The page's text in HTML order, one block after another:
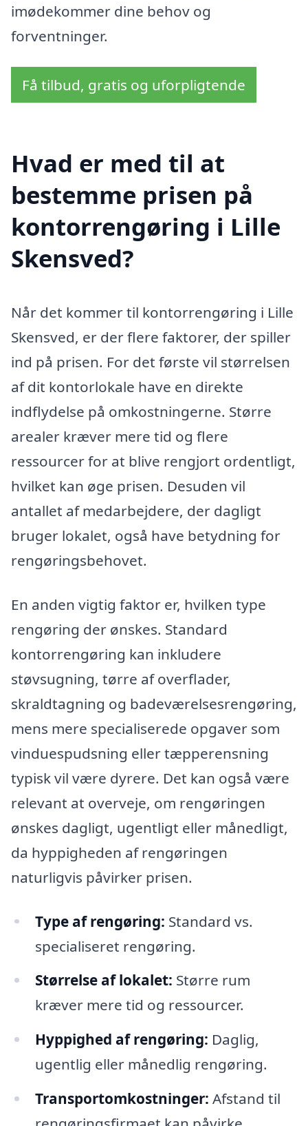
imødekommer dine behov og
forventninger.
Få tilbud, gratis og uforpligtende
Hvad er med til at
bestemme prisen på
kontorrengøring i Lille
Skensved?
Når det kommer til kontorrengøring i Lille
Skensved, er der flere faktorer, der spiller
ind på prisen. For det første vil størrelsen
af dit kontorlokale have en direkte
indflydelse på omkostningerne. Større
arealer kræver mere tid og flere
ressourcer for at blive rengjort ordentligt,
hvilket kan øge prisen. Desuden vil
antallet af medarbejdere, der dagligt
bruger lokalet, også have betydning for
rengøringsbehovet.
En anden vigtig faktor er, hvilken type
rengøring der ønskes. Standard
kontorrengøring kan inkludere
støvsugning, tørre af overflader,
skraldtagning og badeværelsesrengøring,
mens mere specialiserede opgaver som
vinduespudsning eller tæpperensning
typisk vil være dyrere. Det kan også være
relevant at overveje, om rengøringen
ønskes dagligt, ugentligt eller månedligt,
da hyppigheden af rengøringen
naturligvis påvirker prisen.
Type af rengøring: Standard vs.
specialiseret rengøring.
Størrelse af lokalet: Større rum
kræver mere tid og ressourcer.
Hyppighed af rengøring: Daglig,
ugentlig eller månedlig rengøring.
Transportomkostninger: Afstand til